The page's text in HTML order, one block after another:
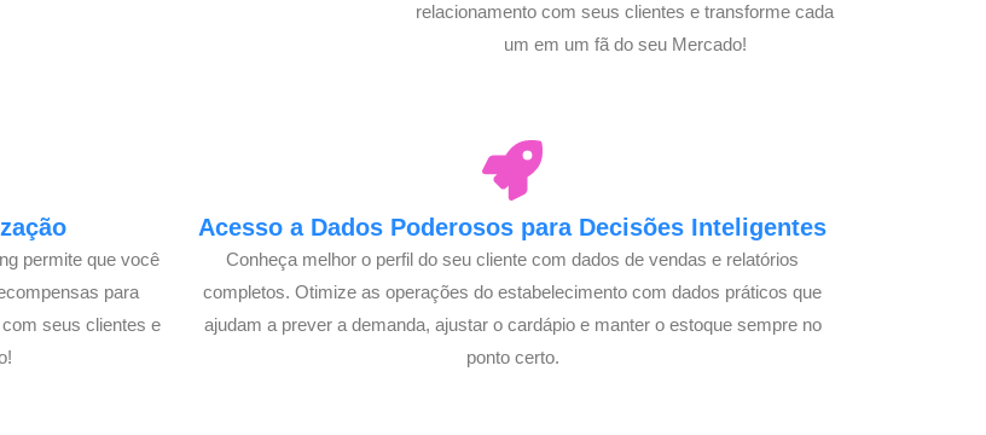
relacionamento com seus clientes e transforme cada
um em um fã do seu Mercado!
permite que você
para
seus clientes e
Acesso a Dados Poderosos para Decisões Inteligentes
Conheça melhor o perfil do seu cliente com dados de vendas e relatórios
completos. Otimize as operações do estabelecimento com dados práticos que
ajudam a prever a demanda, ajustar o cardápio e manter o estoque sempre no
ponto certo.